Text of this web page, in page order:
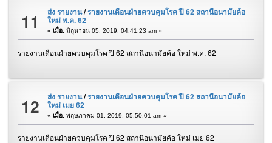
11 ส่ง รายงาน/รายงานเดือนฝ่ายควบคุมโรค ปี 62 สถานีอนามัยค้อ
ใหม่ พ.ค. 62
« เมื่อ:มิถุนายน 05, 2019, 04:41:23 am »
รายงานเดือนฝ่ายควบคุมโรค ปี 62 สถานีอนามัยค้อ ใหม่ พ.ค. 62
12 ส่ง รายงาน/รายงานเดือนฝ่ายควบคุมโรค ปี 62 สถานีอนามัยค้อ
ใหม่ เมย 62
« เมื่อ:พฤษภาคม 01, 2019, 05:50:01 am »
รายงานเดือนฝ่ายควบคุมโรค ปี 62 สถานีอนามัยค้อ ใหม่ เมย 62